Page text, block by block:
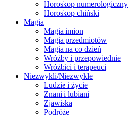
Horoskop numerologiczny
Horoskop chiński
Magia
Magia imion
Magia przedmiotów
Magia na co dzień
Wróżby i przepowiednie
Wróżbici i terapeuci
Niezwykli/Niezwykłe
Ludzie i życie
Znani i lubiani
Zjawiska
Podróże